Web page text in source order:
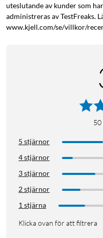
uteslutande av kunder som
administreras av TestFreaks.
www.kjell.com/se/villkor/
50
5 stjärnor
4 stjärnor
3 stjärnor
2 stjärnor
1 stjärna
Klicka ovan för att filtrera